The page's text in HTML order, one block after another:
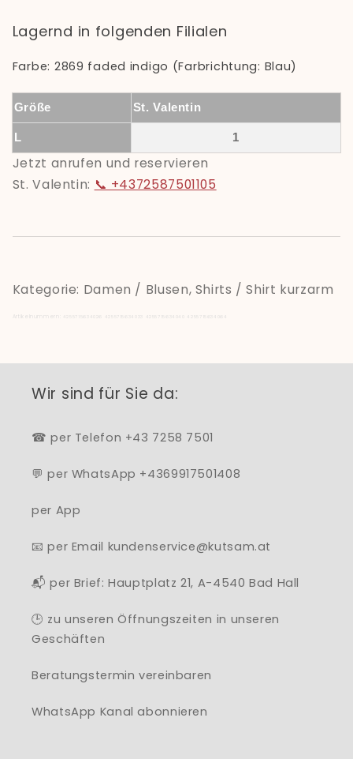
Lagernd in folgenden Filialen
Farbe: 2869 faded indigo (Farbrichtung: Blau)
Größe St. Valentin
L 1
Jetzt anrufen und reservieren
St. Valentin: 📞 +4372587501105
Kategorie: Damen / Blusen, Shirts / Shirt kurzarm
Artikelnummern:
Wir sind für Sie da:
☎ per Telefon +43 7258 7501
💬 per WhatsApp +4369917501408
per App
📧 per Email kundenservice@kutsam.at
📬 per Brief: Hauptplatz 21, A-4540 Bad Hall
🕒 zu unseren Öffnungszeiten in unseren
Geschäften
Beratungstermin vereinbaren
WhatsApp Kanal abonnieren